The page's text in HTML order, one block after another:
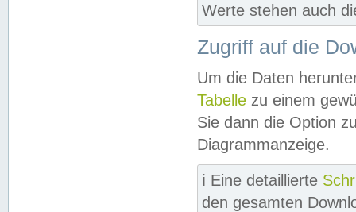
Werte stehen auch
Zugriff auf die
Um die Daten
Tabelle zu einem
Sie dann die Option
Diagrammanzeige.
ℹ️ Eine detaillierte
den gesamten